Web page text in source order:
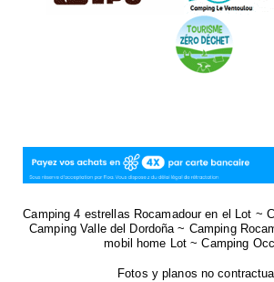
Camping 4 estrellas Rocamadour en el Lot ~
Camping Valle del Dordoña ~ Camping
mobil home Lot ~ Camping
Fotos y planos no